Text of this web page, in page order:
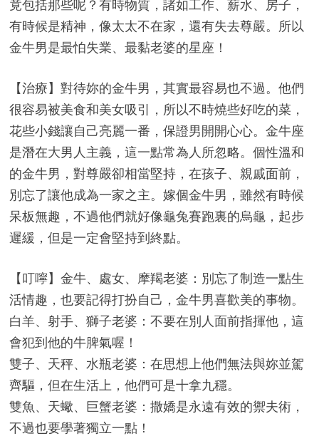
竟包括那些呢？有時物質，諸如工作、薪水、房子，
有時候是精神，像太太不在家，還有失去尊嚴。所以
金牛男是最怕失業、最黏老婆的星座！
【治療】對待妳的金牛男，其實最容易也不過。他們
很容易被美食和美女吸引，所以不時燒些好吃的菜，
花些小錢讓自己亮麗一番，保證男開開心心。金牛座
是潛在大男人主義，這一點常為人所忽略。個性溫和
的金牛男，對尊嚴卻相當堅持，在孩子、親戚面前，
別忘了讓他成為一家之主。嫁個金牛男，雖然有時候
呆板無趣，不過他們就好像龜兔賽跑裏的烏龜，起步
遲緩，但是一定會堅持到終點。
【叮嚀】金牛、處女、摩羯老婆：別忘了制造一點生
活情趣，也要記得打扮自己，金牛男喜歡美的事物。
白羊、射手、獅子老婆：不要在別人面前指揮他，這
會犯到他的牛脾氣喔！
雙子、天秤、水瓶老婆：在思想上他們無法與妳並駕
齊驅，但在生活上，他們可是十拿九穩。
雙魚、天蠍、巨蟹老婆：撒嬌是永遠有效的禦夫術，
不過也要學著獨立一點！